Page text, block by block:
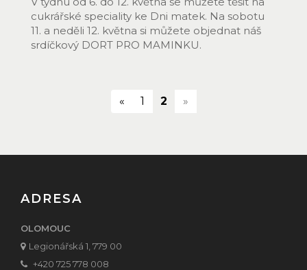
cukrářské speciality ke Dni matek. Na sobotu
11. a neděli 12. května si můžete objednat náš
srdíčkový DORT PRO MAMINKU.
« 1 2(current)
»
ADRESA
OLOMOUC
Legionářská 1, 779 00
+420 725 778 008